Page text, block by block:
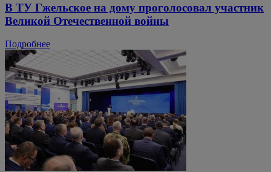
В ТУ Гжельское на дому проголосовал участник
Великой Отечественной войны
Подробнее